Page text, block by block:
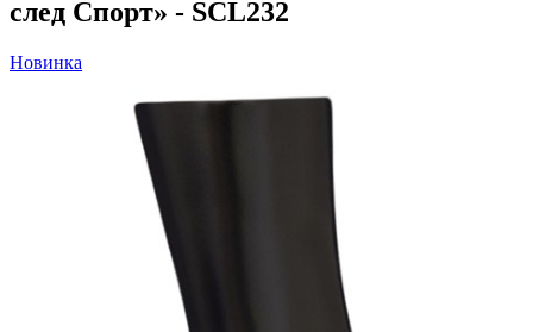
след Спорт» - SCL232
Новинка